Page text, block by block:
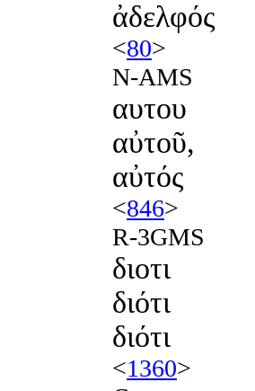
ἀδελφός
<80>
N-AMS
αυτου
αὐτοῦ,
αὐτός
<846>
R-3GMS
διοτι
διότι
διότι
<1360>